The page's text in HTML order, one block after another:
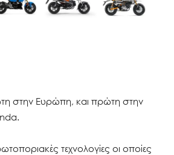
στην Ευρώπη, και πρώτη στην
τεχνολογίες οι οποίες